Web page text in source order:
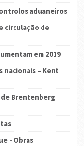
aduaneiros
circulação de
em 2019
nacionais – Kent
Brentenberg
- Obras